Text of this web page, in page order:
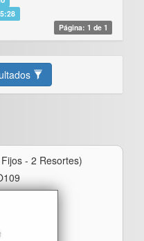
Página: 1 de 1
- 2 Resortes)